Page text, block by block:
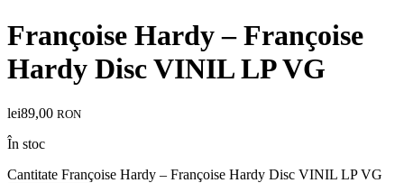
Françoise Hardy – Françoise
Hardy Disc VINIL LP VG
lei89,00 RON
În stoc
Cantitate Françoise Hardy – Françoise Hardy Disc VINIL LP VG